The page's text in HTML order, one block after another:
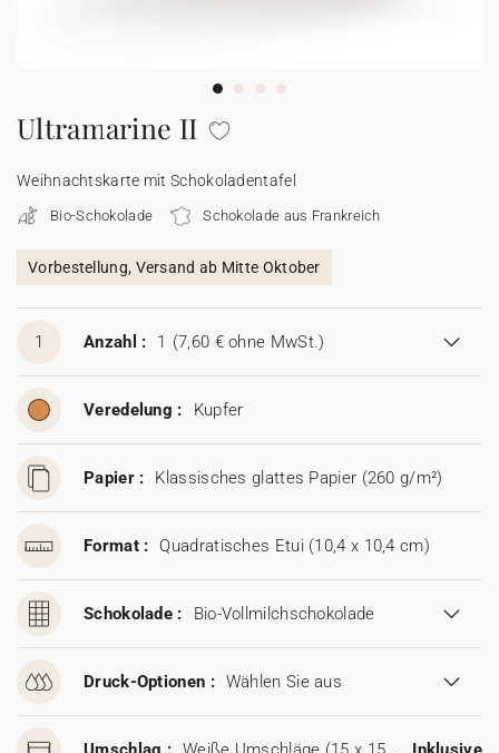
Aufkleber
Ultramarine II
Weihnachtskarte mit Schokoladentafel
Bio-Schokolade Schokolade aus Frankreich
Vorbestellung, Versand ab Mitte Oktober
1 Anzahl : 1 (7,60 € ohne MwSt.)
Veredelung : Kupfer
Papier : Klassisches glattes Papier (260 g/m²)
Format : Quadratisches Etui (10,4 x 10,4 cm)
Schokolade : Bio-Vollmilchschokolade
Druck-Optionen : Wählen Sie aus